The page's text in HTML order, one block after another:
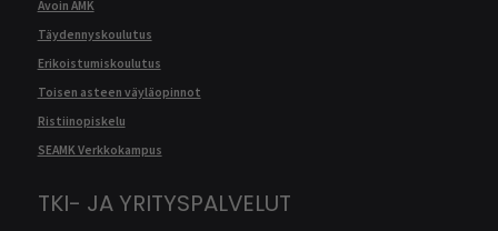
Avoin AMK
Täydennyskoulutus
Erikoistumiskoulutus
Toisen asteen väyläopinnot
Ristiinopiskelu
SEAMK Verkkokampus
TKI- JA YRITYSPALVELUT